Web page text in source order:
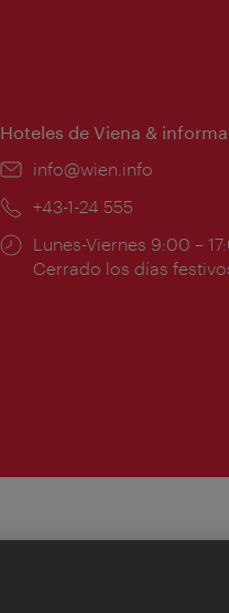
Hoteles de Viena &
e-
info@wien.info
Teléfono:
+43-1-24 555
Horarios
de
Lunes-Viernes 9:00 –
Cerrado los días